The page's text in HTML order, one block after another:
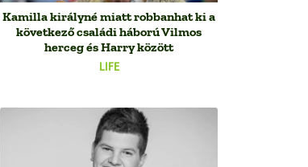
LIFE
Kamilla királyné miatt robbanhat ki a
következő családi háború Vilmos
herceg és Harry között